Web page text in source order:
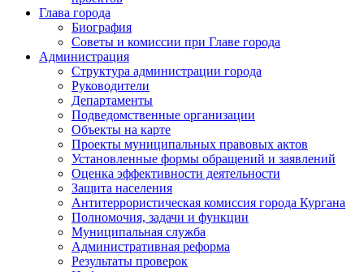
Глава города
Биография
Советы и комиссии при Главе города
Администрация
Структура администрации города
Руководители
Департаменты
Подведомственные организации
Объекты на карте
Проекты муниципальных правовых актов
Установленные формы обращений и заявлений
Оценка эффективности деятельности
Защита населения
Антитеррористическая комиссия города Кургана
Полномочия, задачи и функции
Муниципальная служба
Административная реформа
Результаты проверок